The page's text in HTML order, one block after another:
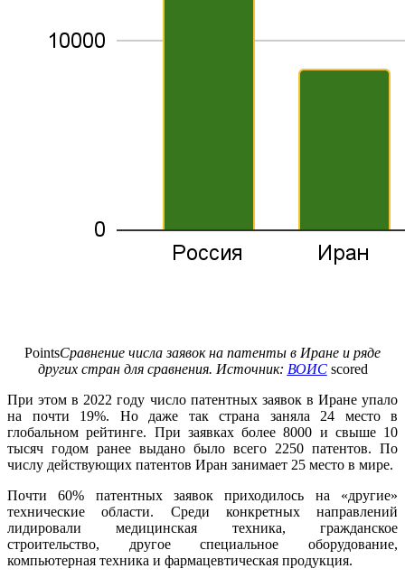
PointsСравнение числа заявок на патенты в Иране и ряде
других стран для сравнения. Источник: ВОИСscored
При этом в 2022 году число патентных заявок в Иране упало
на почти 19%. Но даже так страна заняла 24 место в
глобальном рейтинге. При заявках более 8000 и свыше 10
тысяч годом ранее выдано было всего 2250 патентов. По
числу действующих патентов Иран занимает 25 место в мире.
Почти 60% патентных заявок приходилось на «другие»
технические области. Среди конкретных направлений
лидировали медицинская техника, гражданское
строительство, другое специальное оборудование,
компьютерная техника и фармацевтическая продукция.